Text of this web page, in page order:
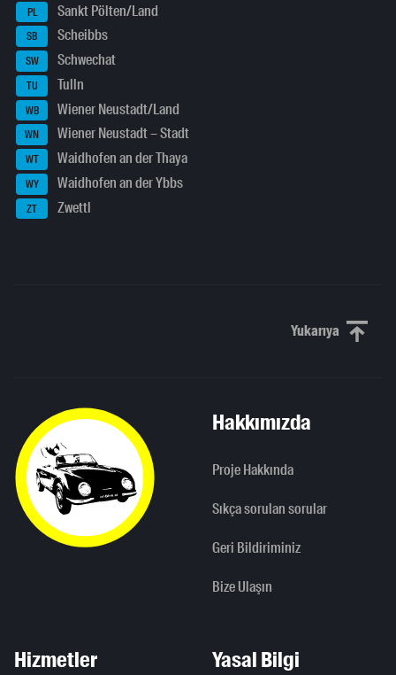
PL Sankt Pölten/Land
SB Scheibbs
SW Schwechat
TU Tulln
WB Wiener Neustadt/Land
WN Wiener Neustadt – Stadt
WT Waidhofen an der Thaya
WY Waidhofen an der Ybbs
ZT Zwettl
YukarıyaYukarı
Hakkımızda
Proje Hakkında
Sıkça sorulan sorular
Geri Bildiriminiz
Bize Ulaşın
Hizmetler Yasal Bilgi